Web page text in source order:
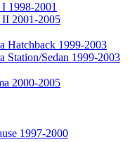
1998-2001
2001-2005
Hatchback 1999-2003
Station/Sedan 1999-2003
2000-2005
1997-2000